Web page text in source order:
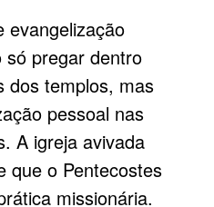
evangelização
só pregar dentro
dos templos, mas
pessoal nas
A igreja avivada
que o Pentecostes
missionária.